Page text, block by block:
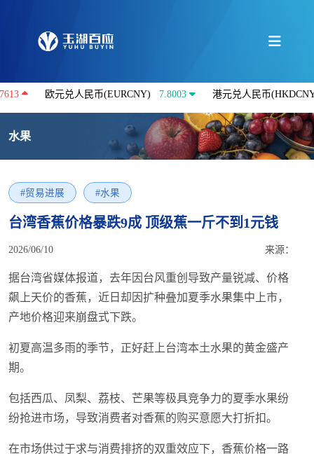
元兑人民币(EURCNY) 7.8003 港元兑人民币(HKDCNY) 0.8621
水果
#贸易进展 #水果
台湾香蕉价格暴跌9成 顶级蕉一斤不到1元钱
2026/06/10 来源：
据台湾省媒体报道，去年因台风重创导致产量锐减、价格
飙上天价的香蕉，近日却因扩种叠加夏季水果集中上市，
产地价格迎来崩盘式下跌。
初夏高温多雨的季节，正好赶上台湾本土水果的黄金盛产
期。
包括西瓜、凤梨、荔枝、芒果等极具竞争力的夏季水果纷
纷抢进市场，导致消费者对香蕉的购买意愿大打折扣。
在市场供过于求与消费排挤的双重效应下，香蕉价格一路